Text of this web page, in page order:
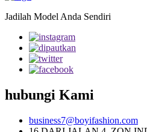
Jadilah Model Anda Sendiri
hubungi Kami
business7@boyifashion.com